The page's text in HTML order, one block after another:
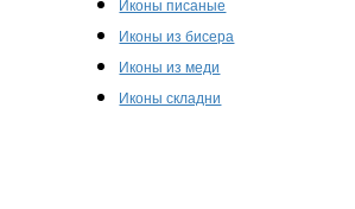
Иконы писаные
Иконы из бисера
Иконы из меди
Иконы складни